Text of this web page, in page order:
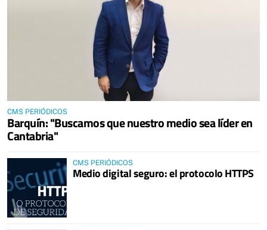
CMS PERIÓDICOS
Barquín: "Buscamos que nuestro medio sea líder en
Cantabria"
CMS PERIÓDICOS
Medio digital seguro: el protocolo HTTPS